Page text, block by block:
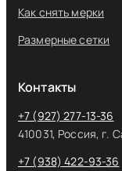
Как снять мерки
Размерные сетки
Контакты
+7 (927) 277-13-36
410031, Россия, г.
+7 (938) 422-93-36